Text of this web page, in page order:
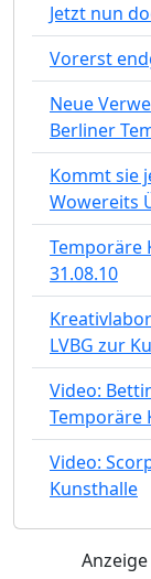
Jetzt nun
Vorerst
Neue
Berliner
Kommt sie
Wowereits
Temporäre
31.08.10
LVBG zur
Video:
Temporäre
Video:
Kunsthalle
Anzeige